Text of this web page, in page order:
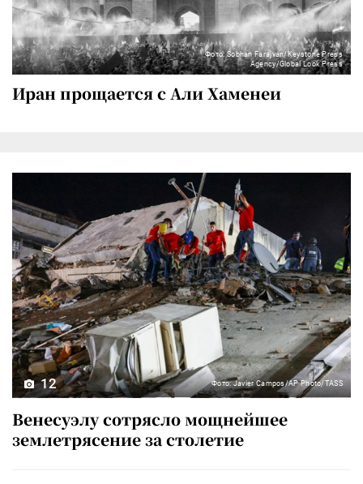
Фото: Sobhan Farajvan/Keystone Press
Agency/Global Look Press
Иран прощается с Али Хаменеи
12 Фото: Javier Campos/AP Photo/TASS
Венесуэлу сотрясло мощнейшее
землетрясение за столетие